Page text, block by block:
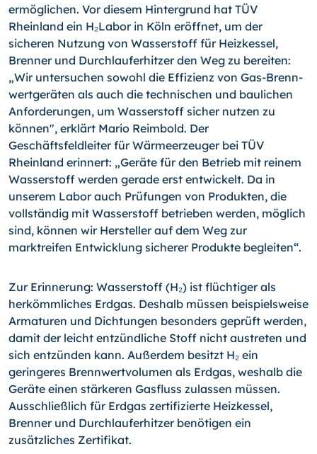
ermöglichen. Vor diesem Hintergrund hat TÜV
Rheinland ein H₂Labor in Köln eröffnet, um der
sicheren Nutzung von Wasserstoff für Heizkessel,
Brenner und Durchlauferhitzer den Weg zu bereiten:
„Wir untersuchen sowohl die Effizienz von Gas-Brenn­
wert­ge­rä­ten als auch die technischen und baulichen
Anforderungen, um Wasserstoff sicher nutzen zu
können", erklärt Mario Reimbold. Der
Geschäftsfeldleiter für Wärmeerzeuger bei TÜV
Rheinland erinnert: „Geräte für den Betrieb mit reinem
Wasserstoff werden gerade erst entwickelt. Da in
unserem Labor auch Prüfungen von Produkten, die
vollständig mit Wasserstoff betrieben werden, möglich
sind, können wir Hersteller auf dem Weg zur
marktreifen Entwicklung sicherer Produkte begleiten“.
Zur Erinnerung: Wasserstoff (H₂) ist flüchtiger als
herkömmliches Erdgas. Deshalb müssen beispielsweise
Armaturen und Dichtungen besonders geprüft werden,
damit der leicht entzündliche Stoff nicht austreten und
sich entzünden kann. Außerdem besitzt H₂ ein
geringeres Brennwertvolumen als Erdgas, weshalb die
Geräte einen stärkeren Gasfluss zulassen müssen.
Ausschließlich für Erdgas zertifizierte Heizkessel,
Brenner und Durchlauferhitzer benötigen ein
zusätzliches Zertifikat.